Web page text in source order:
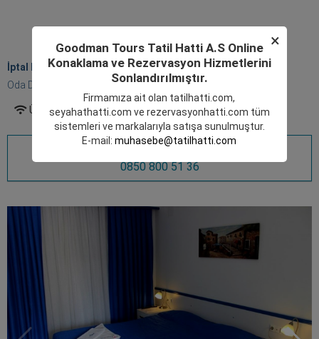
İptal Edilemez Daire Oda 25 M2
Oda Detayları
Ücretsiz Wifi Banyo Klima TV
Rezervasyon için Hemen Ara
0850 800 51 36
×
Goodman Tours Tatil Hatti A.S Online
Konaklama ve Rezervasyon Hizmetlerini
Sonlandırılmıştır.
Firmamıza ait olan tatilhatti.com,
seyahathatti.com ve rezervasyonhatti.com tüm
sistemleri ve markalarıyla satışa sunulmuştur.
E-mail:muhasebe@tatilhatti.com